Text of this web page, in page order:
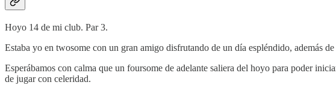
Hoyo 14 de mi club. Par 3.
Estaba yo en twosome con un gran amigo disfrutando de un día espléndido, además
Esperábamos con calma que un foursome de adelante saliera del hoyo para poder
de jugar con celeridad.